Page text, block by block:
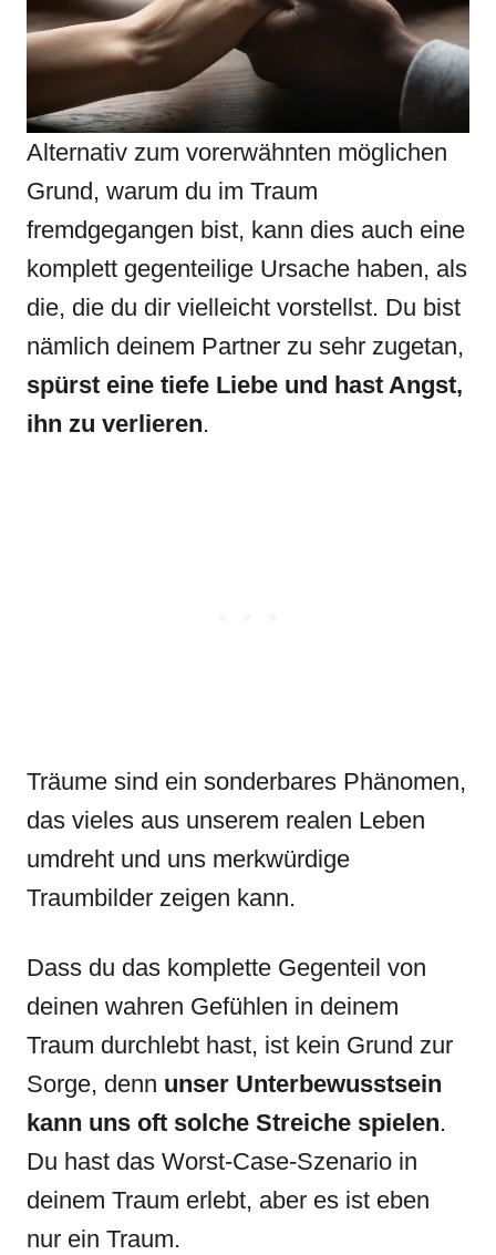
Alternativ zum vorerwähnten möglichen
Grund, warum du im Traum
fremdgegangen bist, kann dies auch eine
komplett gegenteilige Ursache haben, als
die, die du dir vielleicht vorstellst. Du bist
nämlich deinem Partner zu sehr zugetan,
spürst eine tiefe Liebe und hast Angst,
ihn zu verlieren.
Träume sind ein sonderbares Phänomen,
das vieles aus unserem realen Leben
umdreht und uns merkwürdige
Traumbilder zeigen kann.
Dass du das komplette Gegenteil von
deinen wahren Gefühlen in deinem
Traum durchlebt hast, ist kein Grund zur
Sorge, denn unser Unterbewusstsein
kann uns oft solche Streiche spielen.
Du hast das Worst-Case-Szenario in
deinem Traum erlebt, aber es ist eben
nur ein Traum.